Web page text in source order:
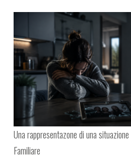
Una rappresentazone di una
Familiare